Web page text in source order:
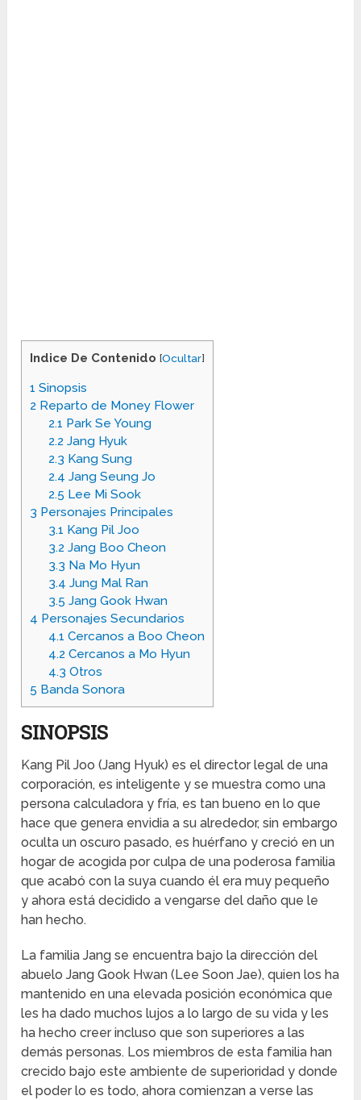
Indice De Contenido [Ocultar]
1 Sinopsis
2 Reparto de Money Flower
2.1 Park Se Young
2.2 Jang Hyuk
2.3 Kang Sung
2.4 Jang Seung Jo
2.5 Lee Mi Sook
3 Personajes Principales
3.1 Kang Pil Joo
3.2 Jang Boo Cheon
3.3 Na Mo Hyun
3.4 Jung Mal Ran
3.5 Jang Gook Hwan
4 Personajes Secundarios
4.1 Cercanos a Boo Cheon
4.2 Cercanos a Mo Hyun
4.3 Otros
5 Banda Sonora
SINOPSIS
Kang Pil Joo (Jang Hyuk) es el director legal de una
corporación, es inteligente y se muestra como una
persona calculadora y fría, es tan bueno en lo que
hace que genera envidia a su alrededor, sin embargo
oculta un oscuro pasado, es huérfano y creció en un
hogar de acogida por culpa de una poderosa familia
que acabó con la suya cuando él era muy pequeño
y ahora está decidido a vengarse del daño que le
han hecho.
La familia Jang se encuentra bajo la dirección del
abuelo Jang Gook Hwan (Lee Soon Jae), quien los ha
mantenido en una elevada posición económica que
les ha dado muchos lujos a lo largo de su vida y les
ha hecho creer incluso que son superiores a las
demás personas. Los miembros de esta familia han
crecido bajo este ambiente de superioridad y donde
el poder lo es todo, ahora comienzan a verse las